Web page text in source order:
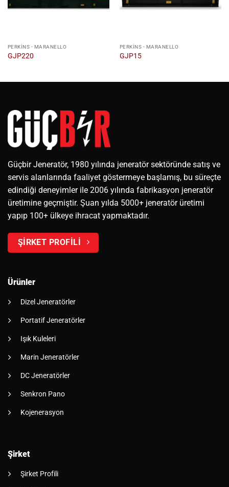
PERKINS - MARANELLO
GJP220
PERKINS - MARANELLO
GJP15
Güçbir Jeneratör, 1980 yılında jeneratör sektöründe satış ve
servis alanlarında faaliyet göstermeye başlamış, bu süreçte
edindiği deneyimler ile 2006 yılında fabrikasyon jeneratör
üretimine geçmiştir. Şuan yılda 5000+ jeneratör üretimi
yapıp 100+ ülkeye ihracat yapmaktadır.
ŞİRKET PROFİLİ
Ürünler
Dizel Jeneratörler
Portatif Jeneratörler
Işık Kuleleri
Marin Jeneratörler
DC Jeneratörler
Senkron Pano
Kojenerasyon
Şirket
Şirket Profili